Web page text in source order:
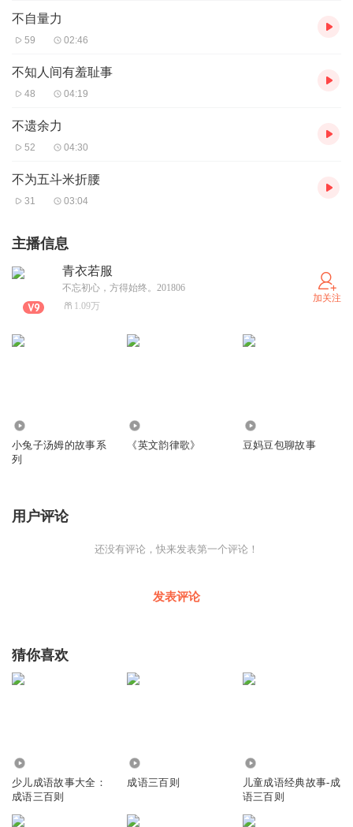
不自量力
59 02:46
不知人间有羞耻事
48 04:19
不遗余力
52 04:30
不为五斗米折腰
31 03:04
主播信息
青衣若服
不忘初心，方得始终。201806
1.09万
加关注
小兔子汤姆的故事系
列
《英文韵律歌》 豆妈豆包聊故事
用户评论
还没有评论，快来发表第一个评论！
发表评论
猜你喜欢
少儿成语故事大全：
成语三百则
成语三百则
儿童成语经典故事-成
语三百则